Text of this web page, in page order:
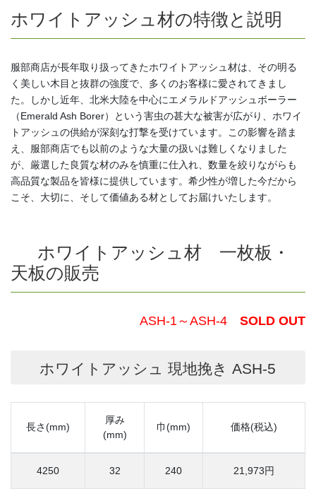
ホワイトアッシュ材の特徴と説明
服部商店が長年取り扱ってきたホワイトアッシュ材は、その明る
く美しい木目と抜群の強度で、多くのお客様に愛されてきまし
た。しかし近年、北米大陸を中心にエメラルドアッシュボーラー
（Emerald Ash Borer）という害虫の甚大な被害が広がり、ホワイ
トアッシュの供給が深刻な打撃を受けています。この影響を踏ま
え、服部商店でも以前のような大量の扱いは難しくなりました
が、厳選した良質な材のみを慎重に仕入れ、数量を絞りながらも
高品質な製品を皆様に提供しています。希少性が増した今だから
こそ、大切に、そして価値ある材としてお届けいたします。
ホワイトアッシュ材 一枚板・
天板の販売
ASH-1～ASH-4 SOLD OUT
ホワイトアッシュ 現地挽き ASH-5
長さ(mm)
厚み
(mm)
巾(mm) 価格(税込)
4250 32 240 21,973円